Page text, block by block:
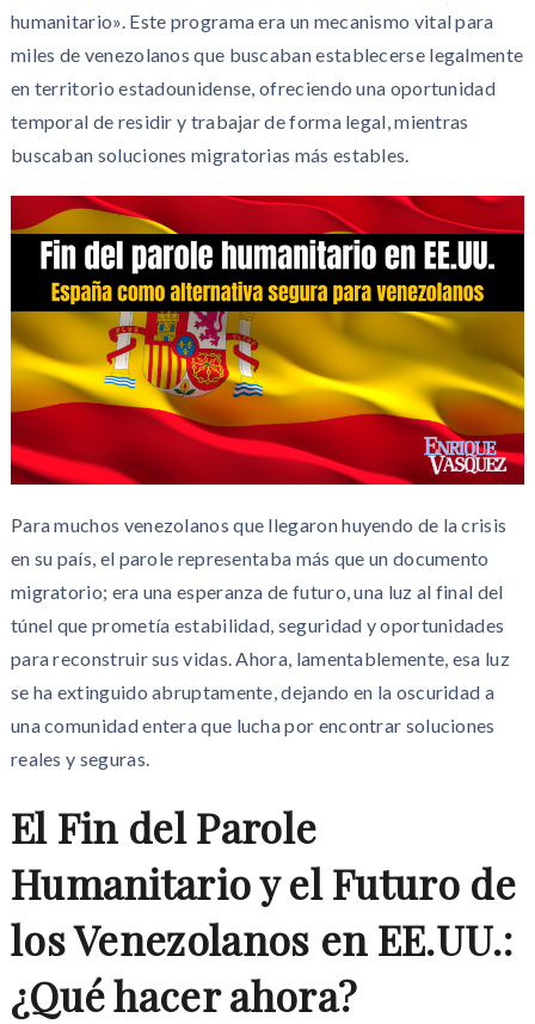
humanitario». Este programa era un mecanismo vital para
miles de venezolanos que buscaban establecerse legalmente
en territorio estadounidense, ofreciendo una oportunidad
temporal de residir y trabajar de forma legal, mientras
buscaban soluciones migratorias más estables.
Para muchos venezolanos que llegaron huyendo de la crisis
en su país, el parole representaba más que un documento
migratorio; era una esperanza de futuro, una luz al final del
túnel que prometía estabilidad, seguridad y oportunidades
para reconstruir sus vidas. Ahora, lamentablemente, esa luz
se ha extinguido abruptamente, dejando en la oscuridad a
una comunidad entera que lucha por encontrar soluciones
reales y seguras.
El Fin del Parole
Humanitario y el Futuro de
los Venezolanos en EE.UU.:
¿Qué hacer ahora?